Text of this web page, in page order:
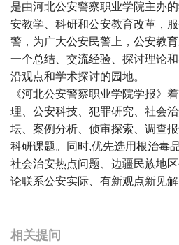
是由河北公安警察职业学院主办
安教学、科研和公安教育改革，
警，为广大公安民警上，公安教
一个总结、交流经验、探讨理论
沿观点和学术探讨的园地。
《河北公安警察职业学院学报》
理、公安科技、犯罪研究、社会
坛、案例分析、侦审探索、调查
科研课题。同时,优先选用根治毒
社会治安热点问题、边疆民族地
论联系公安实际、有新观点新见解
相关提问